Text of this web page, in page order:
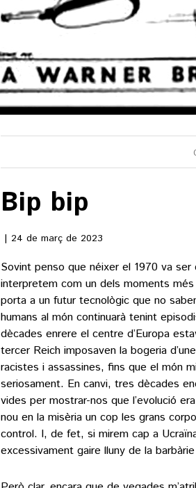
En directe
Programació
A la carta
Bip bip
24 de març de 2023
Sovint penso que néixer el 1970 va ser
interpretem com un dels moments
porta a un futur tecnològic que no
humans al món continuarà tenint
dècades enrere el centre d’Europa
tercer Reich imposaven la bogeria
racistes i assassines, fins que el món
seriosament. En canvi, tres dècades
vides per mostrar-nos que l’evolució
nou en la misèria un cop les grans
control. I, de fet, si mirem cap a
excessivament gaire lluny de la